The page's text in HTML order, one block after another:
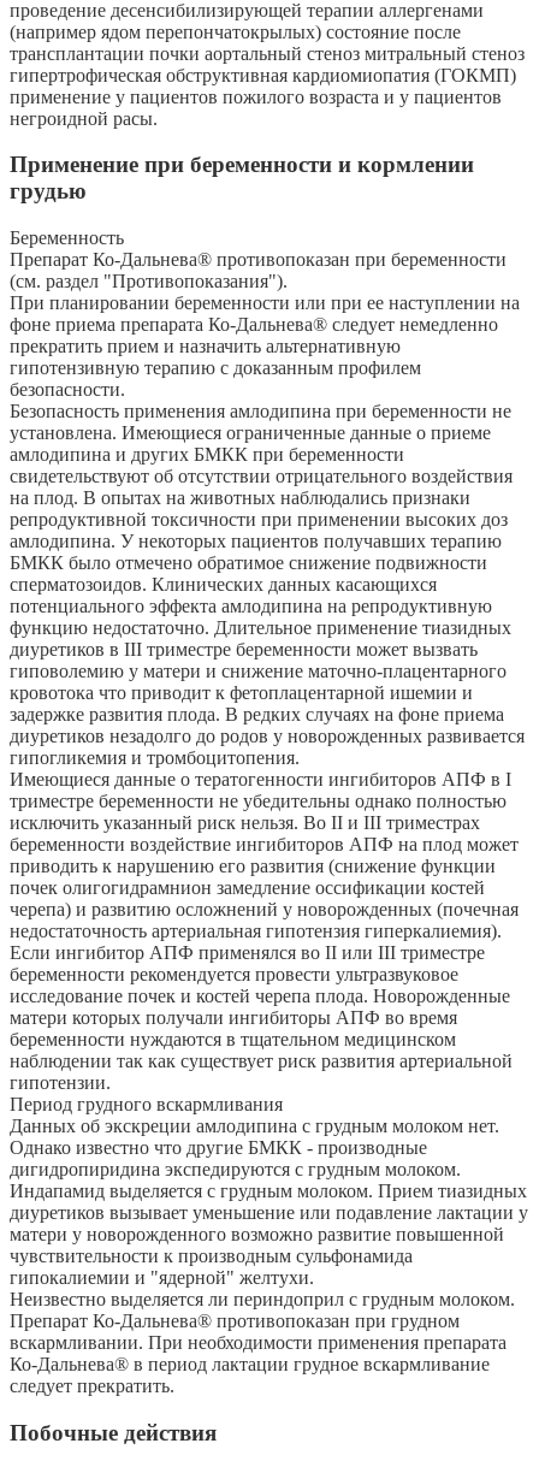
проведение десенсибилизирующей терапии аллергенами
(например ядом перепончатокрылых) состояние после
трансплантации почки аортальный стеноз митральный стеноз
гипертрофическая обструктивная кардиомиопатия (ГОКМП)
применение у пациентов пожилого возраста и у пациентов
негроидной расы.
Применение при беременности и кормлении
грудью
Беременность
Препарат Ко-Дальнева® противопоказан при беременности
(см. раздел "Противопоказания").
При планировании беременности или при ее наступлении на
фоне приема препарата Ко-Дальнева® следует немедленно
прекратить прием и назначить альтернативную
гипотензивную терапию с доказанным профилем
безопасности.
Безопасность применения амлодипина при беременности не
установлена. Имеющиеся ограниченные данные о приеме
амлодипина и других БМКК при беременности
свидетельствуют об отсутствии отрицательного воздействия
на плод. В опытах на животных наблюдались признаки
репродуктивной токсичности при применении высоких доз
амлодипина. У некоторых пациентов получавших терапию
БМКК было отмечено обратимое снижение подвижности
сперматозоидов. Клинических данных касающихся
потенциального эффекта амлодипина на репродуктивную
функцию недостаточно. Длительное применение тиазидных
диуретиков в III триместре беременности может вызвать
гиповолемию у матери и снижение маточно-плацентарного
кровотока что приводит к фетоплацентарной ишемии и
задержке развития плода. В редких случаях на фоне приема
диуретиков незадолго до родов у новорожденных развивается
гипогликемия и тромбоцитопения.
Имеющиеся данные о тератогенности ингибиторов АПФ в I
триместре беременности не убедительны однако полностью
исключить указанный риск нельзя. Во II и III триместрах
беременности воздействие ингибиторов АПФ на плод может
приводить к нарушению его развития (снижение функции
почек олигогидрамнион замедление оссификации костей
черепа) и развитию осложнений у новорожденных (почечная
недостаточность артериальная гипотензия гиперкалиемия).
Если ингибитор АПФ применялся во II или III триместре
беременности рекомендуется провести ультразвуковое
исследование почек и костей черепа плода. Новорожденные
матери которых получали ингибиторы АПФ во время
беременности нуждаются в тщательном медицинском
наблюдении так как существует риск развития артериальной
гипотензии.
Период грудного вскармливания
Данных об экскреции амлодипина с грудным молоком нет.
Однако известно что другие БМКК - производные
дигидропиридина экспедируются с грудным молоком.
Индапамид выделяется с грудным молоком. Прием тиазидных
диуретиков вызывает уменьшение или подавление лактации у
матери у новорожденного возможно развитие повышенной
чувствительности к производным сульфонамида
гипокалиемии и "ядерной" желтухи.
Неизвестно выделяется ли периндоприл с грудным молоком.
Препарат Ко-Дальнева® противопоказан при грудном
вскармливании. При необходимости применения препарата
Ко-Дальнева® в период лактации грудное вскармливание
следует прекратить.
Побочные действия